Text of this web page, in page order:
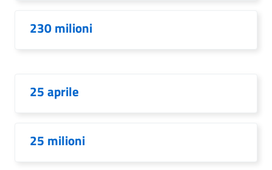
230 milioni
25 aprile
25 milioni